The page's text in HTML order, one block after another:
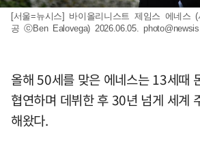
[서울=뉴시스] 바이올리니스트 제임스 에네스
공 ⓒBen Ealovega) 2026.06.05.
올해 50세를 맞은 에네스는 13세때
협연하며 데뷔한 후 30년 넘게 세계
해왔다.